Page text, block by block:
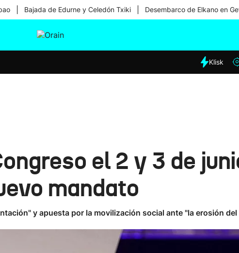
Bajada de Edurne y Celedón Txiki Desembarco de Elkano en
Klisk
el 2 y 3 de
mandato
y apuesta por la movilización social ante "la erosión